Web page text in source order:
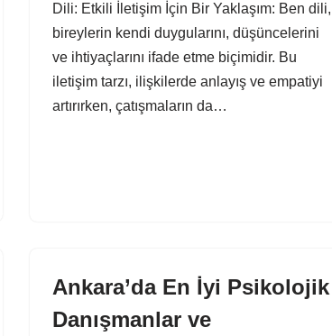
Dili: Etkili İletişim İçin Bir Yaklaşım: Ben dili,
bireylerin kendi duygularını, düşüncelerini
ve ihtiyaçlarını ifade etme biçimidir. Bu
iletişim tarzı, ilişkilerde anlayış ve empatiyi
artırırken, çatışmaların da…
Ankara’da En İyi Psikolojik
Danışmanlar ve